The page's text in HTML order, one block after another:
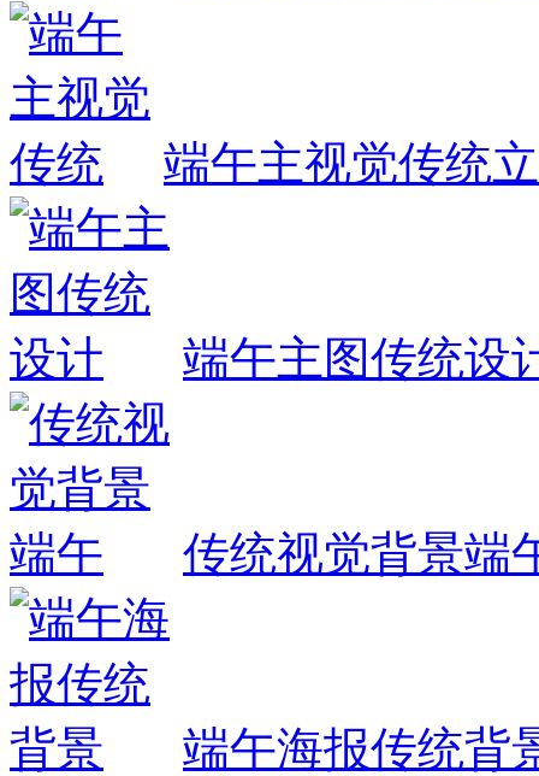
端午主视觉传统
端午主图传统设
传统视觉背景端
端午海报传统背